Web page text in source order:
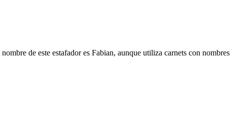
de este estafador es Fabian, aunque utiliza carnets con nombres